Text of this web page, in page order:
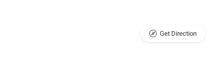
Get Direction